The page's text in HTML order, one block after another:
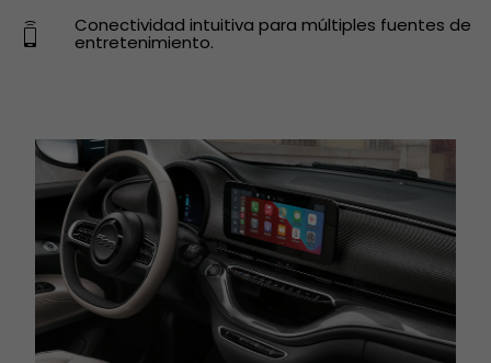
Conectividad intuitiva para múltiples fuentes de
entretenimiento.